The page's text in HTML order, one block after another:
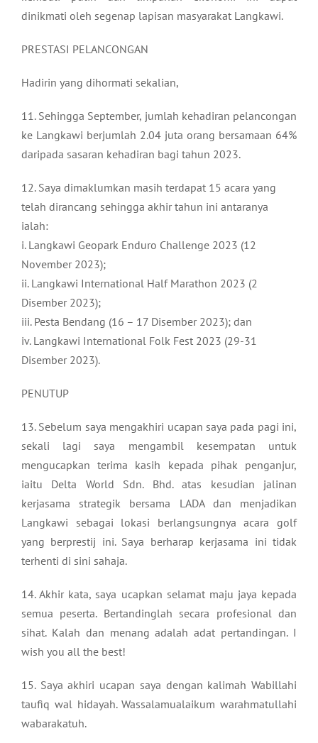
dinikmati oleh segenap lapisan masyarakat Langkawi.
PRESTASI PELANCONGAN
Hadirin yang dihormati sekalian,
11. Sehingga September, jumlah kehadiran pelancongan
ke Langkawi berjumlah 2.04 juta orang bersamaan 64%
daripada sasaran kehadiran bagi tahun 2023.
12. Saya dimaklumkan masih terdapat 15 acara yang
telah dirancang sehingga akhir tahun ini antaranya
ialah:
i. Langkawi Geopark Enduro Challenge 2023 (12
November 2023);
ii. Langkawi International Half Marathon 2023 (2
Disember 2023);
iii. Pesta Bendang (16 – 17 Disember 2023); dan
iv. Langkawi International Folk Fest 2023 (29-31
Disember 2023).
PENUTUP
13. Sebelum saya mengakhiri ucapan saya pada pagi ini,
sekali lagi saya mengambil kesempatan untuk
mengucapkan terima kasih kepada pihak penganjur,
iaitu Delta World Sdn. Bhd. atas kesudian jalinan
kerjasama strategik bersama LADA dan menjadikan
Langkawi sebagai lokasi berlangsungnya acara golf
yang berprestij ini. Saya berharap kerjasama ini tidak
terhenti di sini sahaja.
14. Akhir kata, saya ucapkan selamat maju jaya kepada
semua peserta. Bertandinglah secara profesional dan
sihat. Kalah dan menang adalah adat pertandingan. I
wish you all the best!
15. Saya akhiri ucapan saya dengan kalimah Wabillahi
taufiq wal hidayah. Wassalamualaikum warahmatullahi
wabarakatuh.